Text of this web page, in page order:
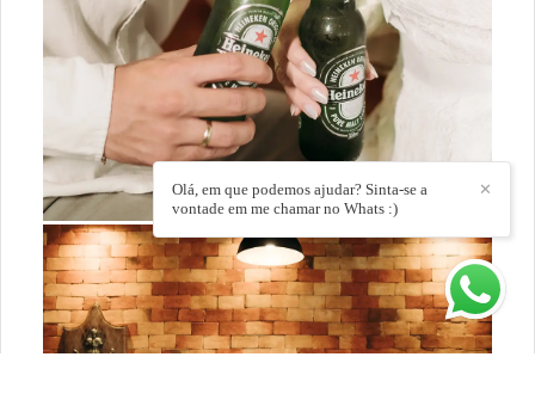
✕
Olá, em que podemos ajudar? Sinta-se a
vontade em me chamar no Whats :)